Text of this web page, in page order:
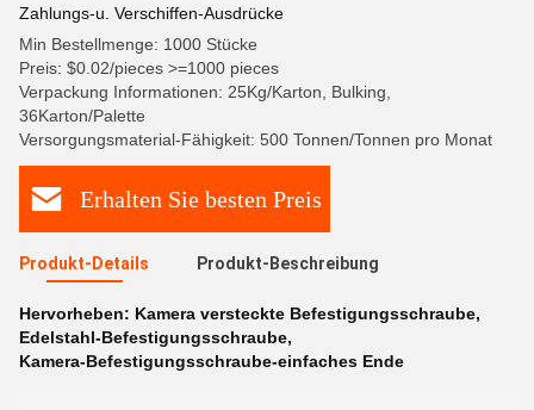
Zahlungs-u. Verschiffen-Ausdrücke
Min Bestellmenge: 1000 Stücke
Preis: $0.02/pieces >=1000 pieces
Verpackung Informationen: 25Kg/Karton, Bulking,
36Karton/Palette
Versorgungsmaterial-Fähigkeit: 500 Tonnen/Tonnen pro Monat
Erhalten Sie besten Preis
Produkt-Details Produkt-Beschreibung
Hervorheben: Kamera versteckte Befestigungsschraube,
Edelstahl-Befestigungsschraube,
Kamera-Befestigungsschraube-einfaches Ende